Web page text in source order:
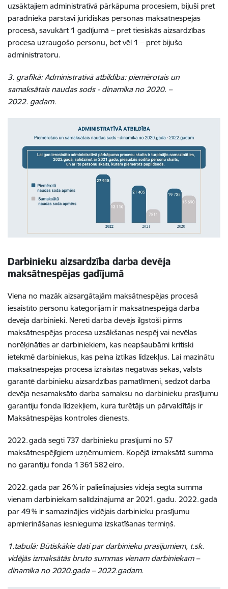
uzsāktajiem administratīvā pārkāpuma procesiem, bijuši pret
parādnieka pārstāvi juridiskās personas maksātnespējas
procesā, savukārt 1 gadījumā – pret tiesiskās aizsardzības
procesa uzraugošo personu, bet vēl 1 – pret bijušo
administratoru.
3. grafikā: Administratīvā atbildība: piemērotais un
samaksātais naudas sods - dinamika no 2020. –
2022. gadam.
Darbinieku aizsardzība darba devēja
maksātnespējas gadījumā
Viena no mazāk aizsargātajām maksātnespējas procesā
iesaistīto personu kategorijām ir maksātnespējīgā darba
devēja darbinieki. Nereti darba devējs ilgstoši pirms
maksātnespējas procesa uzsākšanas nespēj vai nevēlas
norēķināties ar darbiniekiem, kas neapšaubāmi kritiski
ietekmē darbiniekus, kas pelna iztikas līdzekļus. Lai mazinātu
maksātnespējas procesa izraisītās negatīvās sekas, valsts
garantē darbinieku aizsardzības pamatlīmeni, sedzot darba
devēja nesamaksāto darba samaksu no darbinieku prasījumu
garantiju fonda līdzekļiem, kura turētājs un pārvaldītājs ir
Maksātnespējas kontroles dienests.
2022. gadā segti 737 darbinieku prasījumi no 57
maksātnespējīgiem uzņēmumiem. Kopējā izmaksātā summa
no garantiju fonda 1 361 582 eiro.
2022. gadā par 26 % ir palielinājusies vidējā segtā summa
vienam darbiniekam salīdzinājumā ar 2021. gadu. 2022. gadā
par 49 % ir samazinājies vidējais darbinieku prasījumu
apmierināšanas iesnieguma izskatīšanas termiņš.
1.tabulā: Būtiskākie dati par darbinieku prasījumiem, t.sk.
vidējās izmaksātās bruto summas vienam darbiniekam –
dinamika no 2020.gada – 2022.gadam.